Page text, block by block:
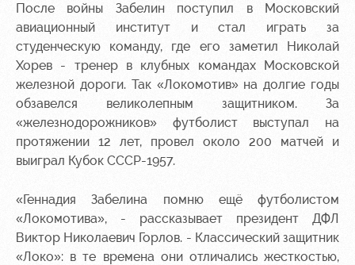
спортом
лояльности
Информация
для
болельщиков
После войны Забелин поступил в Московский
авиационный институт и стал играть за
студенческую команду, где его заметил Николай
Хорев - тренер в клубных командах Московской
железной дороги. Так «Локомотив» на долгие годы
обзавелся великолепным защитником. За
«железнодорожников» футболист выступал на
протяжении 12 лет, провел около 200 матчей и
выиграл Кубок СССР-1957.
«Геннадия Забелина помню ещё футболистом
«Локомотива», - рассказывает президент ДФЛ
Виктор Николаевич Горлов. - Классический защитник
«Локо»: в те времена они отличались жесткостью,